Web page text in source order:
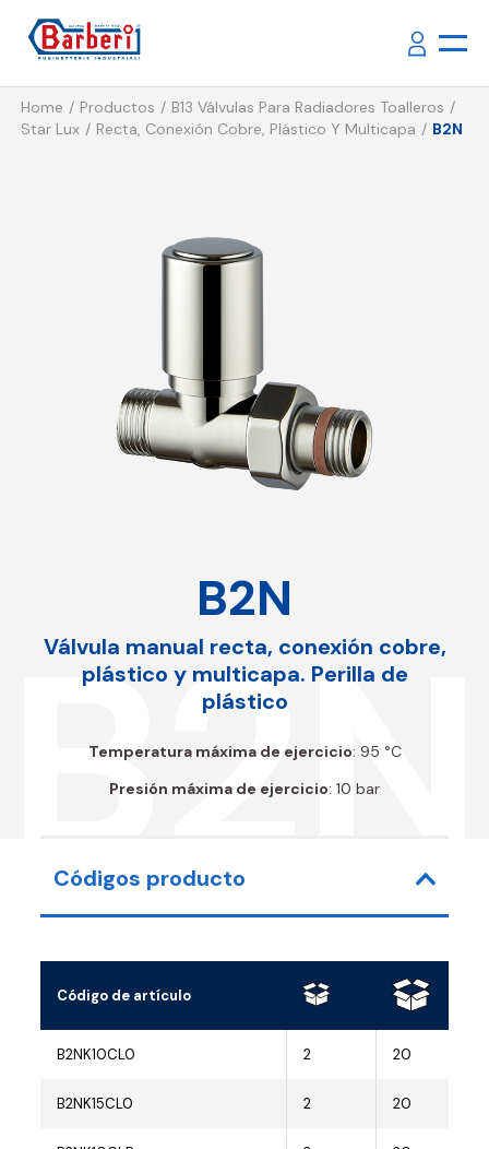
Home Productos
B13 Válvulas Para Radiadores Toalleros
Star Lux
Recta, Conexión Cobre, Plástico Y Multicapa B2N
B2N
B2N
Válvula manual recta, conexión cobre,
plástico y multicapa. Perilla de
plástico
Temperatura máxima de ejercicio: 95 °C
Presión máxima de ejercicio: 10 bar
Códigos producto
Código de artículo
B2NK10CL0 2 20
B2NK15CL0 2 20